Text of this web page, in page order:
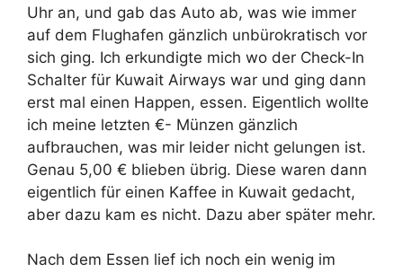
Uhr an, und gab das Auto ab, was wie immer
auf dem Flughafen gänzlich unbürokratisch vor
sich ging. Ich erkundigte mich wo der Check-In
Schalter für Kuwait Airways war und ging dann
erst mal einen Happen, essen. Eigentlich wollte
ich meine letzten €- Münzen gänzlich
aufbrauchen, was mir leider nicht gelungen ist.
Genau 5,00 € blieben übrig. Diese waren dann
eigentlich für einen Kaffee in Kuwait gedacht,
aber dazu kam es nicht. Dazu aber später mehr.
Nach dem Essen lief ich noch ein wenig im